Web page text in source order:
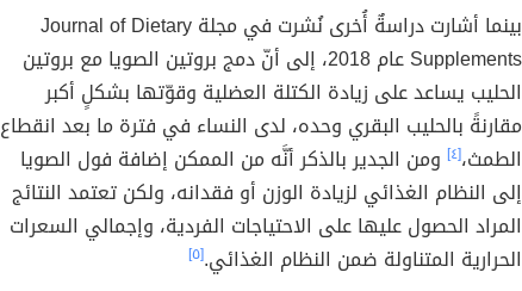
بينما أشارت دراسةٌ أُخرى نُشرت في مجلة Journal of Dietary
Supplements عام 2018، إلى أنّ دمج بروتين الصويا مع بروتين
الحليب يساعد على زيادة الكتلة العضلية وقوّتها بشكلٍ أكبر
مقارنةً بالحليب البقري وحده، لدى النساء في فترة ما بعد انقطاع
الطمث،[٤]
ومن الجدير بالذكر أنَّه من الممكن إضافة فول الصويا
إلى النظام الغذائي لزيادة الوزن أو فقدانه، ولكن تعتمد النتائج
المراد الحصول عليها على الاحتياجات الفردية، وإجمالي السعرات
الحرارية المتناولة ضمن النظام الغذائي.[٥]